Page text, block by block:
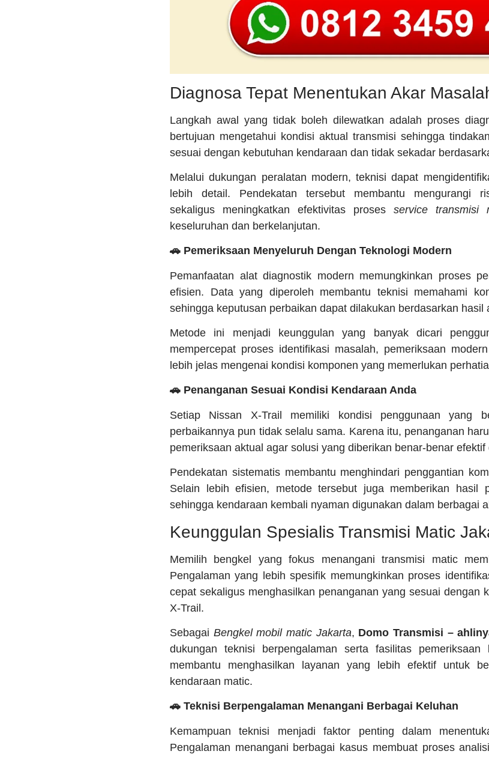
Diagnosa Tepat Menentukan Akar
Langkah awal yang tidak boleh dilewatkan adalah proses
bertujuan mengetahui kondisi aktual transmisi sehingga
sesuai dengan kebutuhan kendaraan dan tidak sekadar
Melalui dukungan peralatan modern, teknisi dapat
lebih detail. Pendekatan tersebut membantu mengurangi
sekaligus meningkatkan efektivitas proses service transmisi
keseluruhan dan berkelanjutan.
🚗 Pemeriksaan Menyeluruh Dengan Teknologi Modern
Pemanfaatan alat diagnostik modern memungkinkan proses
efisien. Data yang diperoleh membantu teknisi memahami
sehingga keputusan perbaikan dapat dilakukan berdasarkan hasil
Metode ini menjadi keunggulan yang banyak dicari
mempercepat proses identifikasi masalah, pemeriksaan
lebih jelas mengenai kondisi komponen yang memerlukan
🚗 Penanganan Sesuai Kondisi Kendaraan Anda
Setiap Nissan X-Trail memiliki kondisi penggunaan yang
perbaikannya pun tidak selalu sama. Karena itu, penanganan
pemeriksaan aktual agar solusi yang diberikan benar-benar efektif
Pendekatan sistematis membantu menghindari penggantian
Selain lebih efisien, metode tersebut juga memberikan hasil
sehingga kendaraan kembali nyaman digunakan dalam berbagai
Keunggulan Spesialis Transmisi Matic
Memilih bengkel yang fokus menangani transmisi matic
Pengalaman yang lebih spesifik memungkinkan proses
cepat sekaligus menghasilkan penanganan yang sesuai dengan
X-Trail.
Sebagai Bengkel mobil matic Jakarta, Domo Transmisi –
dukungan teknisi berpengalaman serta fasilitas pemeriksaan
membantu menghasilkan layanan yang lebih efektif untuk
kendaraan matic.
🚗 Teknisi Berpengalaman Menangani Berbagai Keluhan
Kemampuan teknisi menjadi faktor penting dalam
Pengalaman menangani berbagai kasus membuat proses